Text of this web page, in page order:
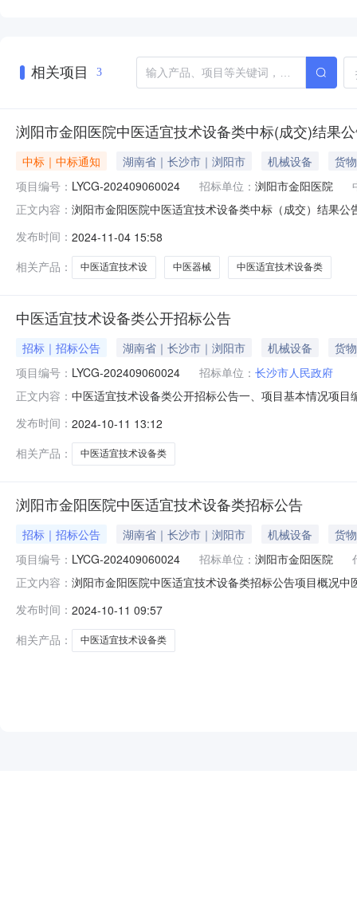
相关项目 3
浏阳市金阳医院中医适宜技术设备类中标(成交)结果
中标｜中标通知 湖南省｜长沙市｜浏阳市 机械设备
货物
项目编号： LYCG-202409060024 招标单位： 浏阳市金阳医院
正文内容： 浏阳市金阳医院中医适宜技术设备类中标（成交）结果
1(中医适宜技术设备类):货物类（湖南文华医药物流有限
发布时间： 2024-11-04 15:58
相关产品：
中医适宜技术设 中医器械 中医适宜技术设备类
中医适宜技术设备类公开招标公告
招标｜招标公告 湖南省｜长沙市｜浏阳市 机械设备
货物
项目编号： LYCG-202409060024 招标单位： 长沙市人民政府
正文内容： 中医适宜技术设备类公开招标公告一、项目基本情况项
二、申请人的资格要求:1.满足《中华人民共和国政府采
发布时间： 2024-10-11 13:12
相关产品：
中医适宜技术设备类
浏阳市金阳医院中医适宜技术设备类招标公告
招标｜招标公告 湖南省｜长沙市｜浏阳市 机械设备
货物
项目编号： LYCG-202409060024 招标单位： 浏阳市金阳医院
正文内容： 浏阳市金阳医院中医适宜技术设备类招标公告项目概况
额：1,046,069.00元最高限价：1,046,069.00元项目总
发布时间： 2024-10-11 09:57
相关产品：
中医适宜技术设备类